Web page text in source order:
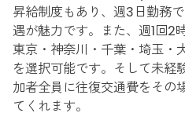
昇給制度もあり、週3日勤務
遇が魅力です。また、週1回2
東京・神奈川・千葉・埼玉・
を選択可能です。そして未経
加者全員に往復交通費をその
てくれます。